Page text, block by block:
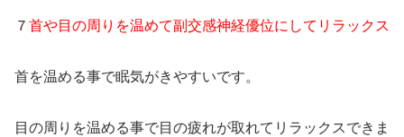
７ 首や目の周りを温めて副交感神経優位にしてリラックス
首を温める事で眠気がきやすいです。
目の周りを温める事で目の疲れが取れてリラックスできま